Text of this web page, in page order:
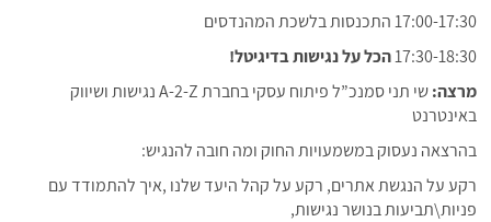
17:00-17:30 התכנסות בלשכת המהנדסים
17:30-18:30הכל על נגישות בדיגיטל!
מרצה:
שי תני סמנכ”ל פיתוח עסקי בחברת A-2-Z נגישות ושיווק
באינטרנט
בהרצאה נעסוק במשמעויות החוק ומה חובה להנגיש:
רקע על הנגשת אתרים, רקע על קהל היעד שלנו ,איך להתמודד עם
פניות\תביעות בנושר נגישות,